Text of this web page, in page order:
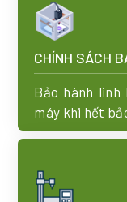
CHÍNH SÁCH
Bảo hành linh
máy khi hết